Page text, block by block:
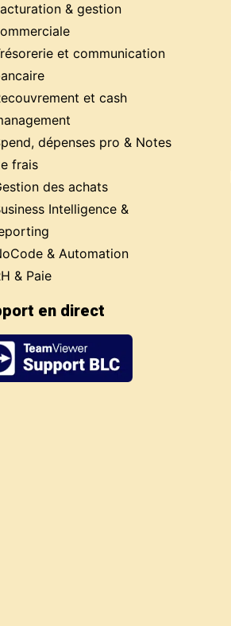
& gestion
et communication
et cash
dépenses pro & Notes
frais
des achats
Intelligence &
& Automation
& Paie
en direct